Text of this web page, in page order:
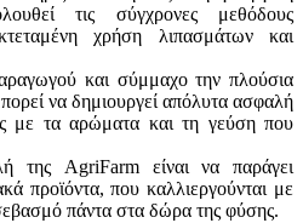
τις σύγχρονες μεθόδους
χρήση λιπασμάτων και
και σύμμαχο την πλούσια
να δημιουργεί απόλυτα ασφαλή
με τα αρώματα και τη γεύση που
της AgriFarm είναι να παράγει
προϊόντα, που καλλιεργούνται με
πάντα στα δώρα της φύσης.